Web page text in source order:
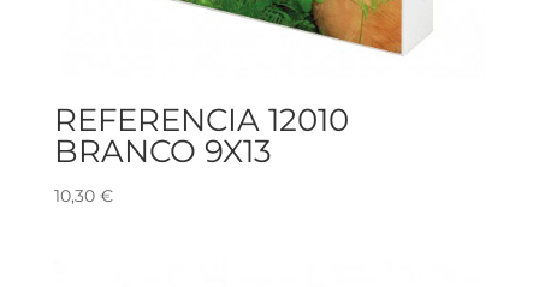
REFERENCIA 12010
BRANCO 9X13
10,30 €